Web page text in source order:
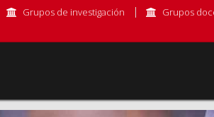
Grupos de investigación Grupos